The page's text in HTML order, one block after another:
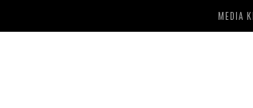
COMPRIMIDOS DISPONIBLES
MEDIA